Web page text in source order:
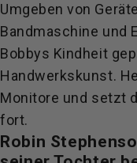
Umgeben von
Bandmaschine und
Bobbys Kindheit
Handwerkskunst.
Monitore und setzt
fort.
Robin